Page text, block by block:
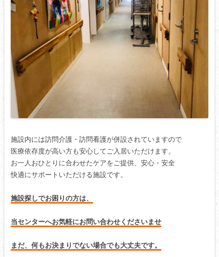
施設内には訪問介護・訪問看護が併設されていますので
医療依存度が高い方も安心してご入居いただけます。
お一人おひとりに合わせたケアをご提供、安心・安全
快適にサポートいただける施設です。
施設探しでお困りの方は、
当センターへお気軽にお問い合わせくださいませ
まだ、何もお決まりでない場合でも大丈夫です。